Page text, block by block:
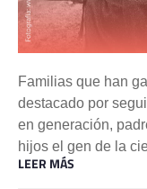
Familias que han
destacado por
en generación,
hijos el gen de la
LEER MÁS